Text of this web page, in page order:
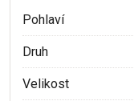
Pohlaví
Druh
Velikost